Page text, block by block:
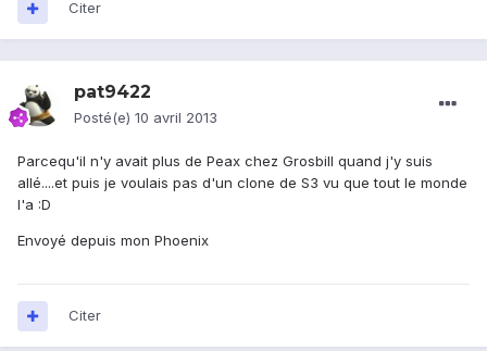
Citer
pat9422
Posté(e) 10 avril 2013
Parcequ'il n'y avait plus de Peax chez Grosbill quand j'y suis
allé....et puis je voulais pas d'un clone de S3 vu que tout le monde
l'a :D
Envoyé depuis mon Phoenix
Citer